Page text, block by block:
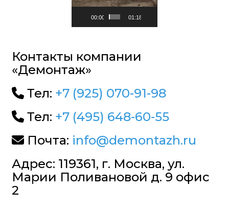
00:00 01:18
Контакты компании
«Демонтаж»
Тел: +7 (925) 070-91-98
Тел: +7 (495) 648-60-55
Почта: info@demontazh.ru
Адрес: 119361, г. Москва, ул.
Марии Поливановой д. 9 офис
2